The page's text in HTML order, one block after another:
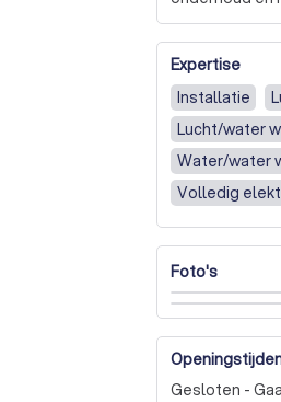
kwaliteit en
Onze
onafhankelijk
persoonlijke
Bij Kiekebos
installaties,
We zijn er
alle hoge
We zijn
mogelijke
energie-
ons op voor
Expertise
Installatie
Lucht/water
Water/water
Volledig
Weet ik nog
Foto's
Gesloten -